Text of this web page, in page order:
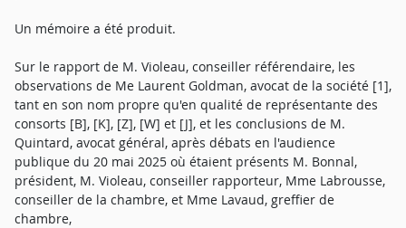
Un mémoire a été produit.
Sur le rapport de M. Violeau, conseiller référendaire, les
observations de Me Laurent Goldman, avocat de la société [1],
tant en son nom propre qu'en qualité de représentante des
consorts [B], [K], [Z], [W] et [J], et les conclusions de M.
Quintard, avocat général, après débats en l'audience
publique du 20 mai 2025 où étaient présents M. Bonnal,
président, M. Violeau, conseiller rapporteur, Mme Labrousse,
conseiller de la chambre, et Mme Lavaud, greffier de
chambre,